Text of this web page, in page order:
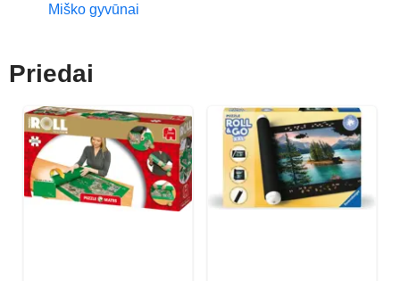
Miško gyvūnai
Priedai